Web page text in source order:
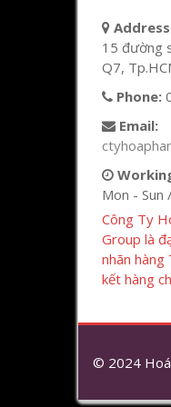
15 đường
Q7,
Phone:
Email:
Mon - Sun
Công Ty
Group là
nhãn hàng
kết hàng
© 2024 Hoá